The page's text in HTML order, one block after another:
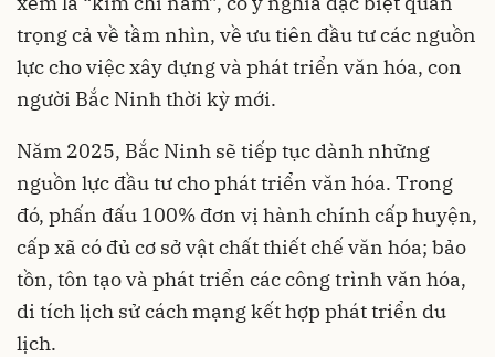
trọng cả về tầm nhìn, về ưu tiên đầu tư các nguồn
lực cho việc xây dựng và phát triển văn hóa, con
người Bắc Ninh thời kỳ mới.
Năm 2025, Bắc Ninh sẽ tiếp tục dành những
nguồn lực đầu tư cho phát triển văn hóa. Trong
đó, phấn đấu 100% đơn vị hành chính cấp huyện,
cấp xã có đủ cơ sở vật chất thiết chế văn hóa; bảo
tồn, tôn tạo và phát triển các công trình văn hóa,
di tích lịch sử cách mạng kết hợp phát triển du
lịch.